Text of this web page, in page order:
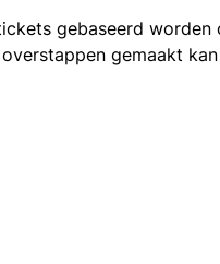
gebaseerd
gemaakt